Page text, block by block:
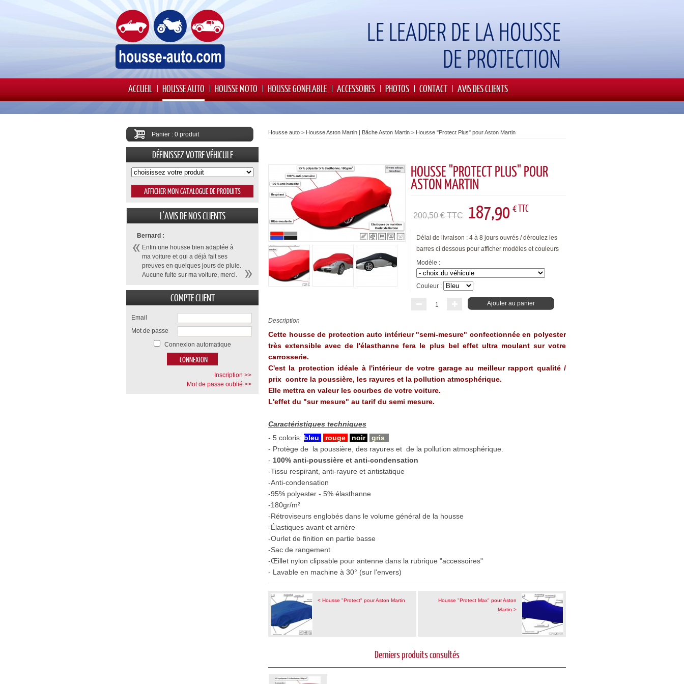
ACCUEIL HOUSSE AUTO HOUSSE MOTO HOUSSE GONFLABLE ACCESSOIRES PHOTOS CONTACT AVIS DES CLIENTS
Housse auto > Housse Aston Martin | Bâche Aston Martin > Housse "Protect Plus" pour Aston Martin
HOUSSE "PROTECT PLUS" POUR
ASTON MARTIN
200,50 € TTC 187,90 € TTC
Délai de livraison : 4 à 8 jours ouvrés / déroulez les
barres ci dessous pour afficher modèles et couleurs
Modèle :
Couleur :
1 Ajouter au panier
Description
Cette housse de protection auto intérieur "semi-mesure" confectionnée en polyester
très extensible avec de l'élasthanne fera le plus bel effet ultra moulant sur votre
carrosserie.
C'est la protection idéale à l'intérieur de votre garage au meilleur rapport qualité /
prix contre la poussière, les rayures et la pollution atmosphérique.
Elle mettra en valeur les courbes de votre voiture.
L'effet du "sur mesure" au tarif du semi mesure.
Caractéristiques techniques
- 5 coloris: bleu , rouge , noir , gris
- Protège de la poussière, des rayures et de la pollution atmosphérique.
- 100% anti-poussière et anti-condensation
-Tissu respirant, anti-rayure et antistatique
-Anti-condensation
-95% polyester - 5% élasthanne
-180gr/m²
-Rétroviseurs englobés dans le volume général de la housse
-Élastiques avant et arrière
-Ourlet de finition en partie basse
-Sac de rangement
-Œillet nylon clipsable pour antenne dans la rubrique "accessoires"
- Lavable en machine à 30° (sur l'envers)
< Housse "Protect" pour Aston Martin
Housse "Protect Max" pour Aston
Martin >
Derniers produits consultés
Panier : 0 produit
DÉFINISSEZ VOTRE VÉHICULE
L'AVIS DE NOS CLIENTS
Bernard :
Enfin une housse bien adaptée à
ma voiture et qui a déjà fait ses
preuves en quelques jours de pluie.
Aucune fuite sur ma voiture, merci.
COMPTE CLIENT
Email
Mot de passe
Connexion automatique
Inscription >>
Mot de passe oublié >>